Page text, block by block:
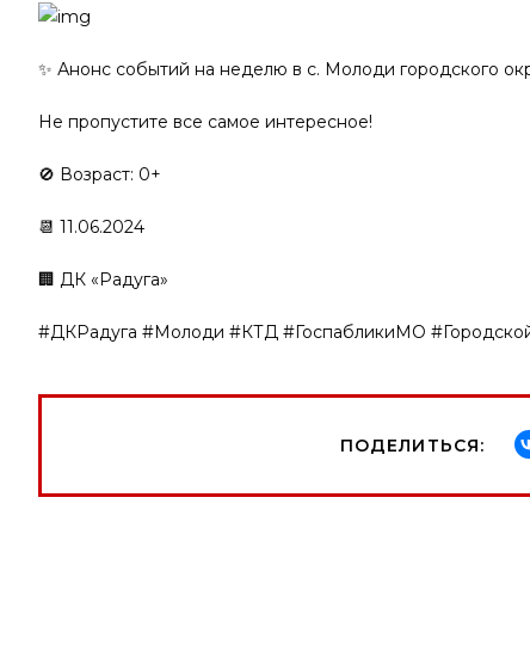
✨ Анонс событий на неделю в с. Молоди городского
Не пропустите все самое интересное!
🚫 Возраст: 0+
📆 11.06.2024
🏢 ДК «Радуга»
#ДКРадуга #Молоди #КТД #ГоспабликиМО
ПОДЕЛИТЬСЯ: